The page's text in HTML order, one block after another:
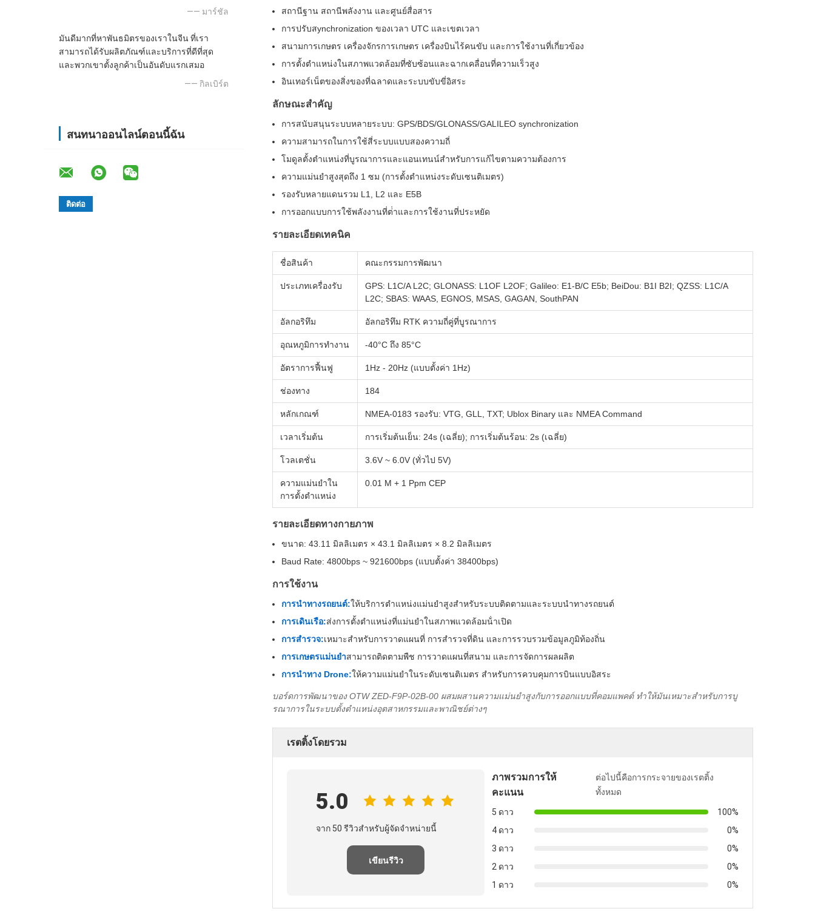
—— มาร์ชัล
มันดีมากที่หาพันธมิตรของเราในจีน ที่เรา
สามารถได้รับผลิตภัณฑ์และบริการที่ดีที่สุด
และพวกเขาตั้งลูกค้าเป็นอันดับแรกเสมอ
—— กิลเบิร์ต
สนทนาออนไลน์ตอนนี้ฉัน
สถานีฐาน สถานีพลังงาน และศูนย์สื่อสาร
การปรับสynchronization ของเวลา UTC และเขตเวลา
สนามการเกษตร เครื่องจักรการเกษตร เครื่องบินไร้คนขับ และการใช้งานที่เกี่ยวข้อง
การตั้งตําแหน่งในสภาพแวดล้อมที่ซับซ้อนและฉากเคลื่อนที่ความเร็วสูง
อินเทอร์เน็ตของสิ่งของที่ฉลาดและระบบขับขี่อิสระ
ลักษณะสําคัญ
การสนับสนุนระบบหลายระบบ: GPS/BDS/GLONASS/GALILEO synchronization
ความสามารถในการใช้สี่ระบบแบบสองความถี่
โมดูลตั้งตําแหน่งที่บูรณาการและแอนเทนน์สําหรับการแก้ไขตามความต้องการ
ความแม่นยําสูงสุดถึง 1 ซม (การตั้งตําแหน่งระดับเซนติเมตร)
รองรับหลายแดนรวม L1, L2 และ E5B
การออกแบบการใช้พลังงานที่ต่ําและการใช้งานที่ประหยัด
รายละเอียดเทคนิค
ชื่อสินค้า คณะกรรมการพัฒนา
ประเภทเครื่องรับ
GPS: L1C/A L2C; GLONASS: L1OF L2OF; Galileo: E1-B/C E5b; BeiDou: B1I B2I; QZSS: L1C/A
L2C; SBAS: WAAS, EGNOS, MSAS, GAGAN, SouthPAN
อัลกอริทึม อัลกอริทึม RTK ความถี่คู่ที่บูรณาการ
อุณหภูมิการทํางาน -40°C ถึง 85°C
อัตราการฟื้นฟู 1Hz - 20Hz (แบบตั้งค่า 1Hz)
ช่องทาง 184
หลักเกณฑ์ NMEA-0183 รองรับ: VTG, GLL, TXT; Ublox Binary และ NMEA Command
เวลาเริ่มต้น การเริ่มต้นเย็น: 24s (เฉลี่ย); การเริ่มต้นร้อน: 2s (เฉลี่ย)
โวลเตชั่น 3.6V ~ 6.0V (ทั่วไป 5V)
ความแม่นยําใน
การตั้งตําแหน่ง
0.01 M + 1 Ppm CEP
รายละเอียดทางกายภาพ
ขนาด: 43.11 มิลลิเมตร × 43.1 มิลลิเมตร × 8.2 มิลลิเมตร
Baud Rate: 4800bps ~ 921600bps (แบบตั้งค่า 38400bps)
การใช้งาน
การนําทางรถยนต์:ให้บริการตําแหน่งแม่นยําสูงสําหรับระบบติดตามและระบบนําทางรถยนต์
การเดินเรือ:ส่งการตั้งตําแหน่งที่แม่นยําในสภาพแวดล้อมน้ําเปิด
การสํารวจ:เหมาะสําหรับการวาดแผนที่ การสํารวจที่ดิน และการรวบรวมข้อมูลภูมิท้องถิ่น
การเกษตรแม่นยําสามารถติดตามพืช การวาดแผนที่สนาม และการจัดการผลผลิต
การนําทาง Drone:ให้ความแม่นยําในระดับเซนติเมตร สําหรับการควบคุมการบินแบบอิสระ
บอร์ดการพัฒนาของ OTW ZED-F9P-02B-00 ผสมผสานความแม่นยําสูงกับการออกแบบที่คอมแพคต์ ทําให้มันเหมาะสําหรับการบู
รณาการในระบบตั้งตําแหน่งอุตสาหกรรมและพาณิชย์ต่างๆ
เรตติ้งโดยรวม
5.0
จาก 50 รีวิวสําหรับผู้จัดจําหน่ายนี้
เขียนรีวิว
ภาพรวมการให้
คะแนน
ต่อไปนี้คือการกระจายของเรตติ้ง
ทั้งหมด
5 ดาว
100%
4 ดาว
0%
3 ดาว
0%
2 ดาว
0%
1 ดาว
0%